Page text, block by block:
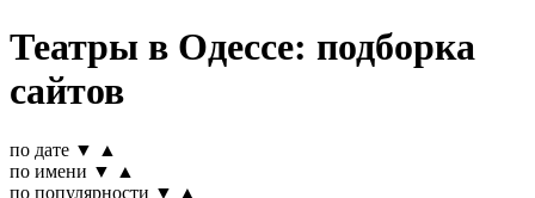
Театры в Одессе: подборка
сайтов
по дате ▼
▲
по имени ▼
▲
по популярности ▼
▲